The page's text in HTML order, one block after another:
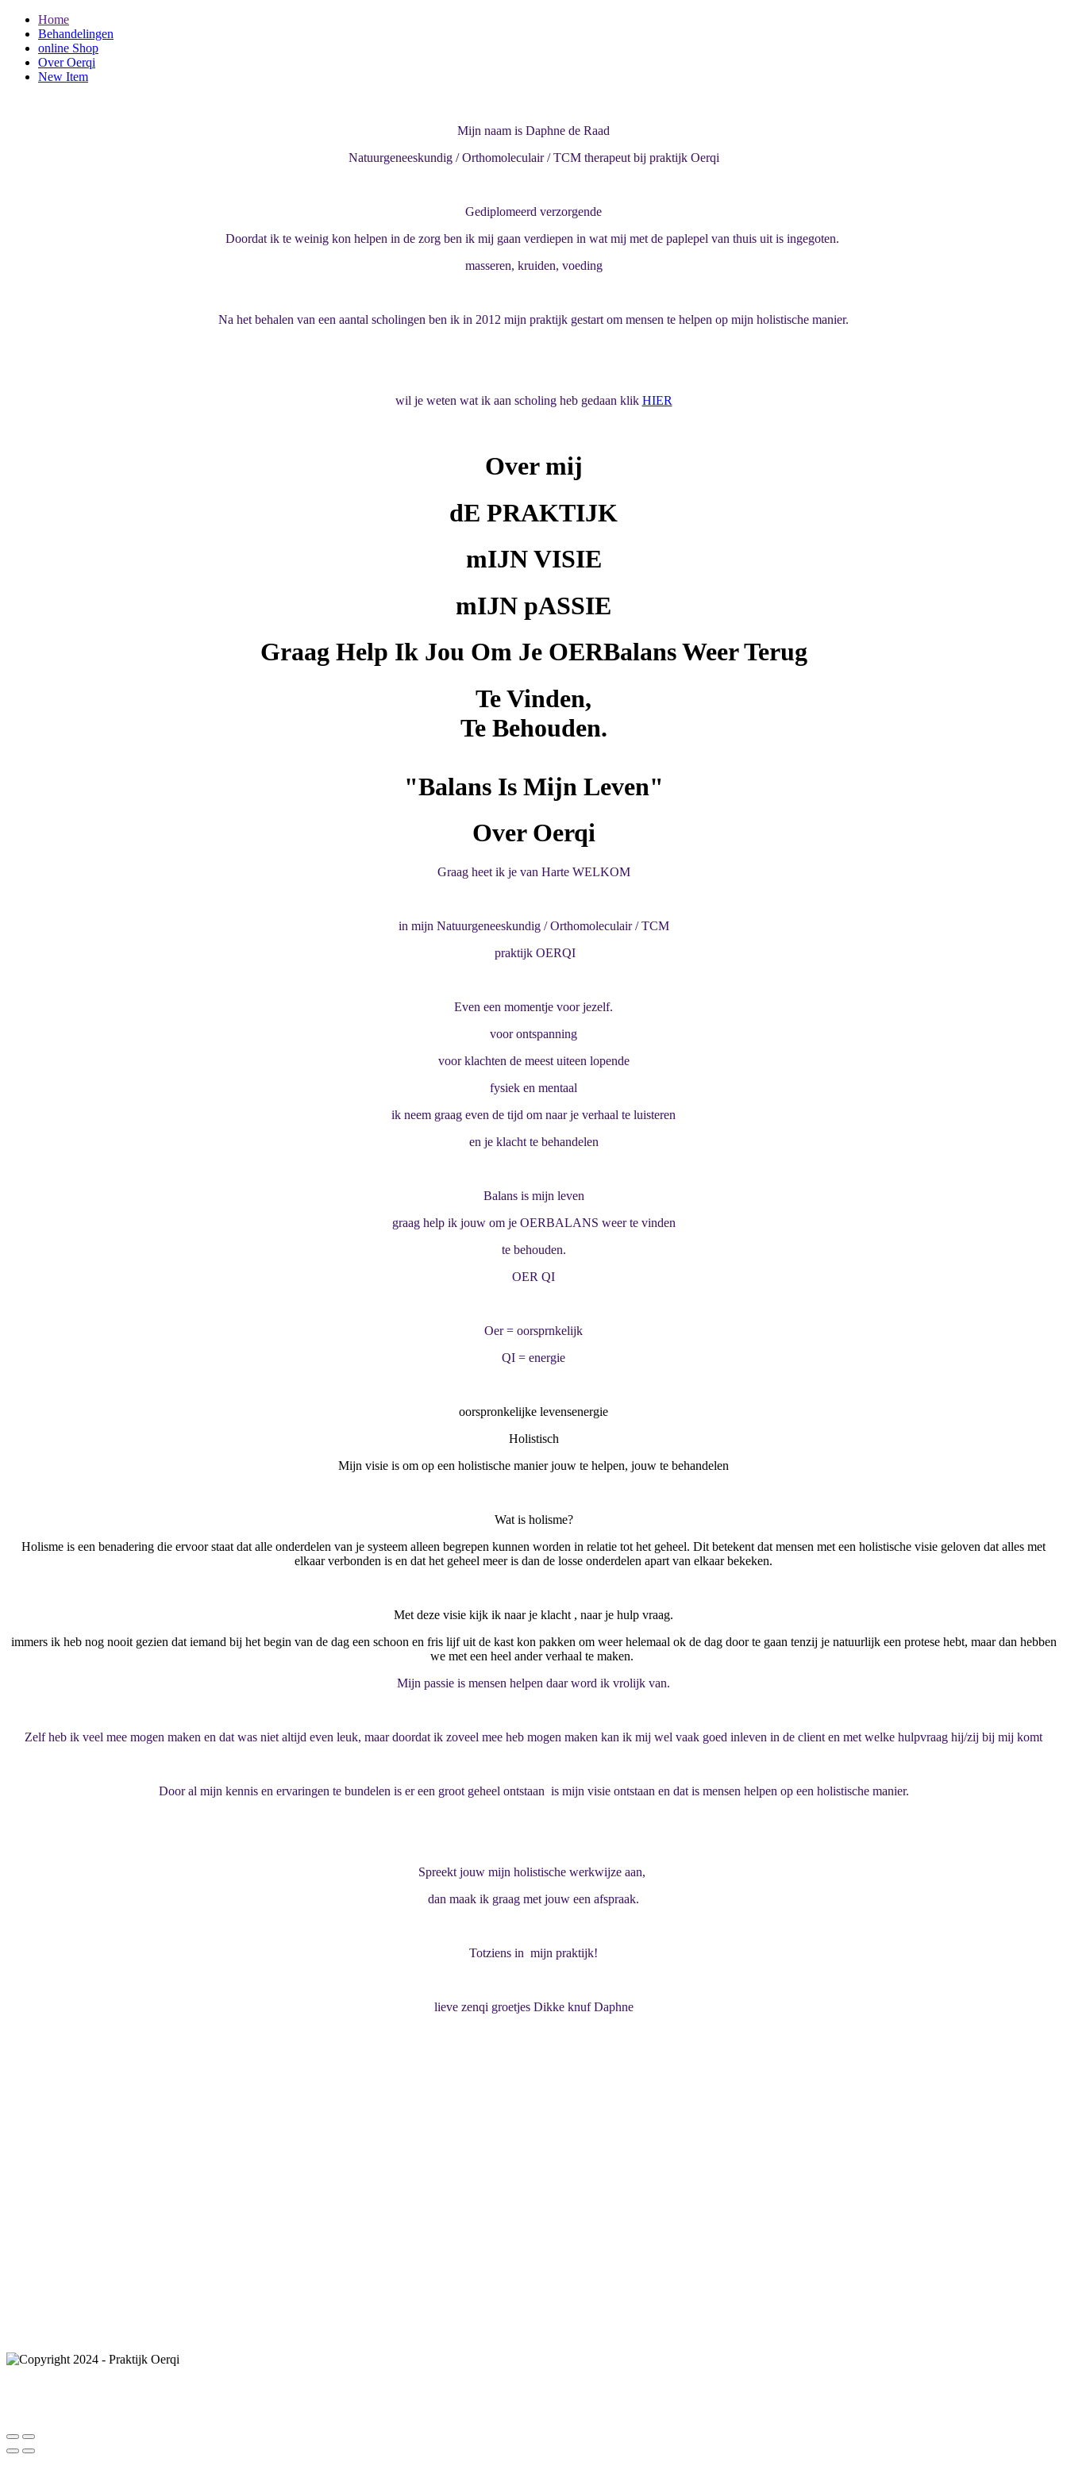
Home
Behandelingen
online Shop
Over Oerqi
New Item
Mijn naam is Daphne de Raad
Natuurgeneeskundig / Orthomoleculair / TCM therapeut bij praktijk Oerqi
Gediplomeerd verzorgende
Doordat ik te weinig kon helpen in de zorg ben ik mij gaan verdiepen in wat mij met de paplepel van thuis uit is ingegoten.
masseren, kruiden, voeding
Na het behalen van een aantal scholingen ben ik in 2012 mijn praktijk gestart om mensen te helpen op mijn holistische manier.
wil je weten wat ik aan scholing heb gedaan klik HIER
Over mij
dE PRAKTIJK
mIJN VISIE
mIJN pASSIE
Graag Help Ik Jou Om Je OERBalans Weer Terug
Te Vinden,
Te Behouden.
"Balans Is Mijn Leven"­
Over Oerqi
Graag heet ik je van Harte WELKOM
in mijn Natuurgeneeskundig / Orthomoleculair / TCM
praktijk OERQI
Even een momentje voor jezelf.
voor ontspanning
voor klachten de meest uiteen lopende
fysiek en mentaal
ik neem graag even de tijd om naar je verhaal te luisteren
en je klacht te behandelen
Balans is mijn leven
graag help ik jouw om je OERBALANS weer te vinden
te behouden.
OER QI
Oer = oorsprnkelijk
QI = energie
oorspronkelijke levensenergie
Holistisch
Mijn visie is om op een holistische manier jouw te helpen, jouw te behandelen
Wat is holisme?
Holisme is een benadering die ervoor staat dat alle onderdelen van je systeem alleen begrepen kunnen worden in relatie tot het geheel. Dit betekent dat mensen met een holistische visie geloven dat alles met
elkaar verbonden is en dat het geheel meer is dan de losse onderdelen apart van elkaar bekeken.
Met deze visie kijk ik naar je klacht , naar je hulp vraag.
immers ik heb nog nooit gezien dat iemand bij het begin van de dag een schoon en fris lijf uit de kast kon pakken om weer helemaal ok de dag door te gaan tenzij je natuurlijk een protese hebt, maar dan hebben
we met een heel ander verhaal te maken.
Mijn passie is mensen helpen daar word ik vrolijk van.
Zelf heb ik veel mee mogen maken en dat was niet altijd even leuk, maar doordat ik zoveel mee heb mogen maken kan ik mij wel vaak goed inleven in de client en met welke hulpvraag hij/zij bij mij komt
Door al mijn kennis en ervaringen te bundelen is er een groot geheel ontstaan is mijn visie ontstaan en dat is mensen helpen op een holistische manier.
Spreekt jouw mijn holistische werkwijze aan,
dan maak ik graag met jouw een afspraak.
Totziens in mijn praktijk!
lieve zenqi groetjes Dikke knuf Daphne